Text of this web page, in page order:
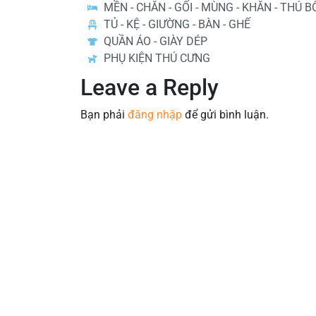
MỀN - CHĂN - GỐI - MÙNG - KHĂN - THÚ
TỦ - KỆ - GIƯỜNG - BÀN - GHẾ
QUẦN ÁO - GIÀY DÉP
PHỤ KIỆN THÚ CƯNG
Leave a Reply
Bạn phải đăng nhập để gửi bình luận.